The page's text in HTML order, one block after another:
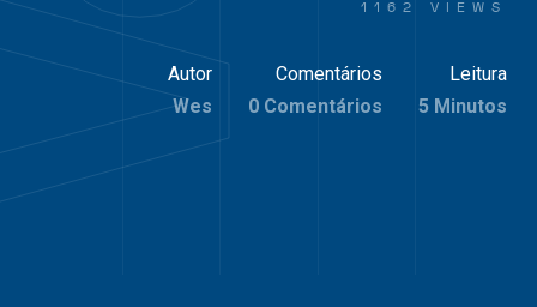
1162 VIEWS
Autor
Wes
Comentários
0 Comentários
Leitura
5 Minutos